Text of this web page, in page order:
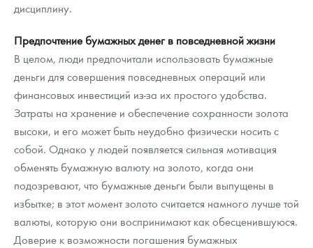
дисциплину.
Предпочтение бумажных денег в повседневной жизни
В целом, люди предпочитали использовать бумажные
деньги для совершения повседневных операций или
финансовых инвестиций из-за их простого удобства.
Затраты на хранение и обеспечение сохранности золота
высоки, и его может быть неудобно физически носить с
собой. Однако у людей появляется сильная мотивация
обменять бумажную валюту на золото, когда они
подозревают, что бумажные деньги были выпущены в
избытке; в этот момент золото считается намного лучше той
валюты, которую они воспринимают как обесценившуюся.
Доверие к возможности погашения бумажных